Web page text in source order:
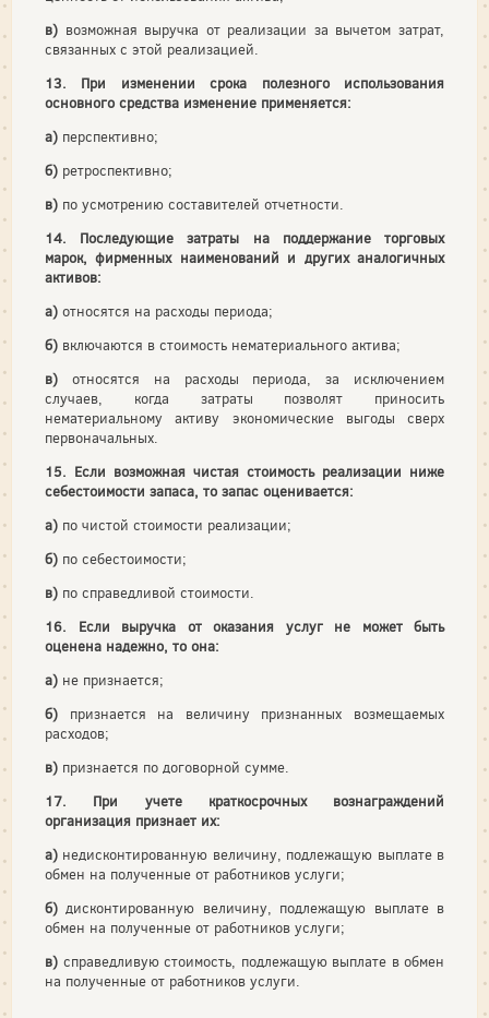
в) возможная выручка от реализации за вычетом затрат,
связанных с этой реализацией.
13. При изменении срока полезного использования
основного средства изменение применяется:
а) перспективно;
б) ретроспективно;
в) по усмотрению составителей отчетности.
14. Последующие затраты на поддержание торговых
марок, фирменных наименований и других аналогичных
активов:
а) относятся на расходы периода;
б) включаются в стоимость нематериального актива;
в) относятся на расходы периода, за исключением
случаев, когда затраты позволят приносить
нематериальному активу экономические выгоды сверх
первоначальных.
15. Если возможная чистая стоимость реализации ниже
себестоимости запаса, то запас оценивается:
а) по чистой стоимости реализации;
б) по себестоимости;
в) по справедливой стоимости.
16. Если выручка от оказания услуг не может быть
оценена надежно, то она:
а) не признается;
б) признается на величину признанных возмещаемых
расходов;
в) признается по договорной сумме.
17. При учете краткосрочных вознаграждений
организация признает их:
а) недисконтированную величину, подлежащую выплате в
обмен на полученные от работников услуги;
б) дисконтированную величину, подлежащую выплате в
обмен на полученные от работников услуги;
в) справедливую стоимость, подлежащую выплате в обмен
на полученные от работников услуги.